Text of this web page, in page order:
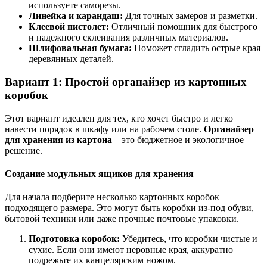
используете саморезы.
Линейка и карандаш: Для точных замеров и разметки.
Клеевой пистолет: Отличный помощник для быстрого
и надежного склеивания различных материалов.
Шлифовальная бумага: Поможет сгладить острые края
деревянных деталей.
Вариант 1: Простой органайзер из картонных
коробок
Этот вариант идеален для тех, кто хочет быстро и легко
навести порядок в шкафу или на рабочем столе. Органайзер
для хранения из картона – это бюджетное и экологичное
решение.
Создание модульных ящиков для хранения
Для начала подберите несколько картонных коробок
подходящего размера. Это могут быть коробки из-под обуви,
бытовой техники или даже прочные почтовые упаковки.
Подготовка коробок: Убедитесь, что коробки чистые и
сухие. Если они имеют неровные края, аккуратно
подрежьте их канцелярским ножом.